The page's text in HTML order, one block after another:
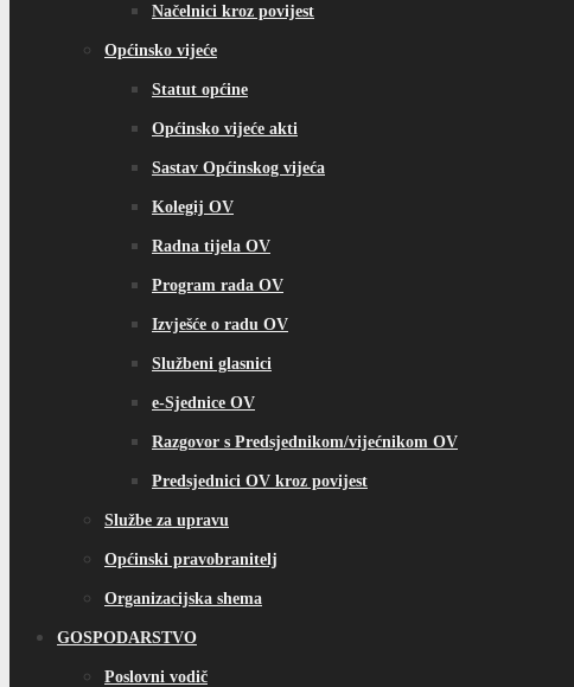
Načelnici kroz povijest
Općinsko vijeće
Statut općine
Općinsko vijeće akti
Sastav Općinskog vijeća
Kolegij OV
Radna tijela OV
Program rada OV
Izvješće o radu OV
Službeni glasnici
e-Sjednice OV
Razgovor s Predsjednikom/vijećnikom OV
Predsjednici OV kroz povijest
Službe za upravu
Općinski pravobranitelj
Organizacijska shema
GOSPODARSTVO
Poslovni vodič